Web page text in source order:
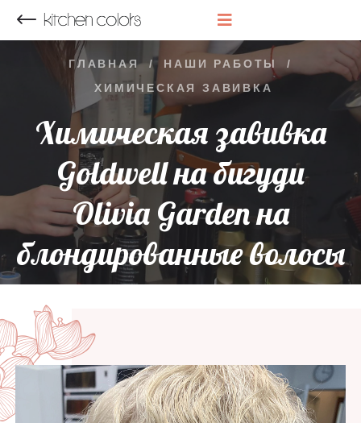
ГЛАВНАЯ / НАШИ РАБОТЫ
/
ХИМИЧЕСКАЯ ЗАВИВКА
Химическая завивка
Goldwell на бигуди
Olivia Garden на
блондированные волосы
НАЗАД